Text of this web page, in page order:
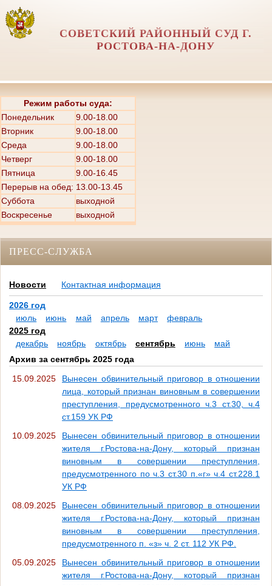
СОВЕТСКИЙ РАЙОННЫЙ СУД Г.
РОСТОВА-НА-ДОНУ
Режим работы суда:
Понедельник
9.00-18.00
Вторник
9.00-18.00
Среда
9.00-18.00
Четверг
9.00-18.00
Пятница
9.00-16.45
Перерыв на обед: 13.00-13.45
Суббота
выходной
Воскресенье
выходной
ПРЕСС-СЛУЖБА
Новости Контактная информация
2026 год
июль
июнь май апрель март
февраль
2025 год
декабрь
ноябрь октябрь сентябрь июнь
май
Архив за сентябрь 2025 года
15.09.2025
Вынесен обвинительный приговор в отношении
лица, который признан виновным в совершении
преступления, предусмотренного ч.3 ст.30, ч.4
ст.159 УК РФ
10.09.2025
Вынесен обвинительный приговор в отношении
жителя г.Ростова-на-Дону, который признан
виновным в совершении преступления,
предусмотренного по ч.3 ст.30 п.«г» ч.4 ст.228.1
УК РФ
08.09.2025
Вынесен обвинительный приговор в отношении
жителя г.Ростова-на-Дону, который признан
виновным в совершении преступления,
предусмотренного п. «з» ч. 2 ст. 112 УК РФ.
05.09.2025
Вынесен обвинительный приговор в отношении
жителя г.Ростова-на-Дону, который признан